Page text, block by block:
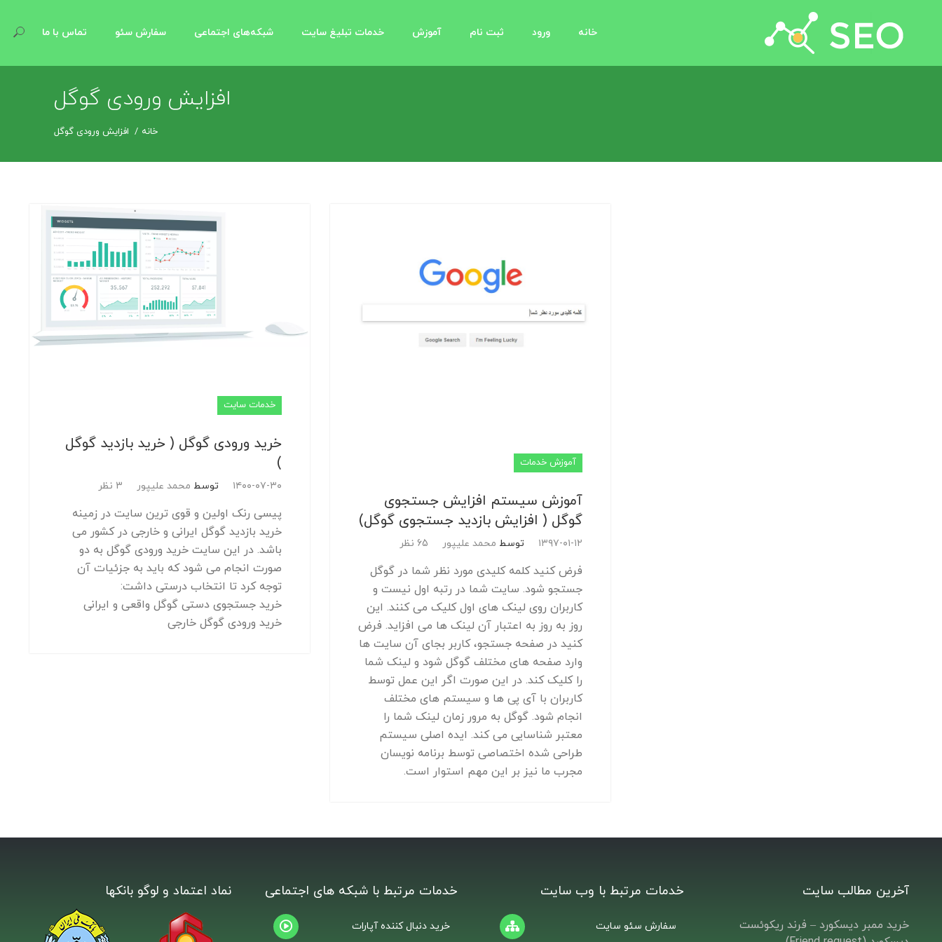
خانه ورود ثبت نام آموزش خدمات تبلیغ سایت شبکه‌های اجتماعی سفارش سئو تماس با ما
جستجو برای:
افزایش ورودی گوگل
خانه افزایش ورودی گوگل
خدمات سایت
خرید ورودی گوگل ( خرید بازدید گوگل
)
۱۴۰۰-۰۷-۳۰ توسط محمد علیپور 3 نظر
پیسی رنک اولین و قوی ترین سایت در زمینه
خرید بازدید گوگل ایرانی و خارجی در کشور می
باشد. در این سایت خرید ورودی گوگل به دو
صورت انجام می شود که باید به جزئیات آن
توجه کرد تا انتخاب درستی داشت:
خرید جستجوی دستی گوگل واقعی و ایرانی
خرید ورودی گوگل خارجی
آموزش خدمات
آموزش سیستم افزایش جستجوی
گوگل ( افزایش بازدید جستجوی گوگل)
۱۳۹۷-۰۱-۱۲ توسط محمد علیپور 65 نظر
فرض کنید کلمه کلیدی مورد نظر شما در گوگل
جستجو شود. سایت شما در رتبه اول نیست و
کاربران روی لینک های اول کلیک می کنند. این
روز به روز به اعتبار آن لینک ها می افزاید. فرض
کنید در صفحه جستجو، کاربر بجای آن سایت ها
وارد صفحه های مختلف گوگل شود و لینک شما
را کلیک کند. در این صورت اگر این عمل توسط
کاربران با آی پی ها و سیستم های مختلف
انجام شود. گوگل به مرور زمان لینک شما را
معتبر شناسایی می کند. ایده اصلی سیستم
طراحی شده اختصاصی توسط برنامه نویسان
مجرب ما نیز بر این مهم استوار است.
آخرین مطالب سایت
خرید ممبر دیسکورد – فرند ریکوئست
خدمات مرتبط با وب سایت
سفارش سئو سایت
خدمات مرتبط با شبکه های اجتماعی
خرید دنبال کننده آپارات
نماد اعتماد و لوگو بانکها